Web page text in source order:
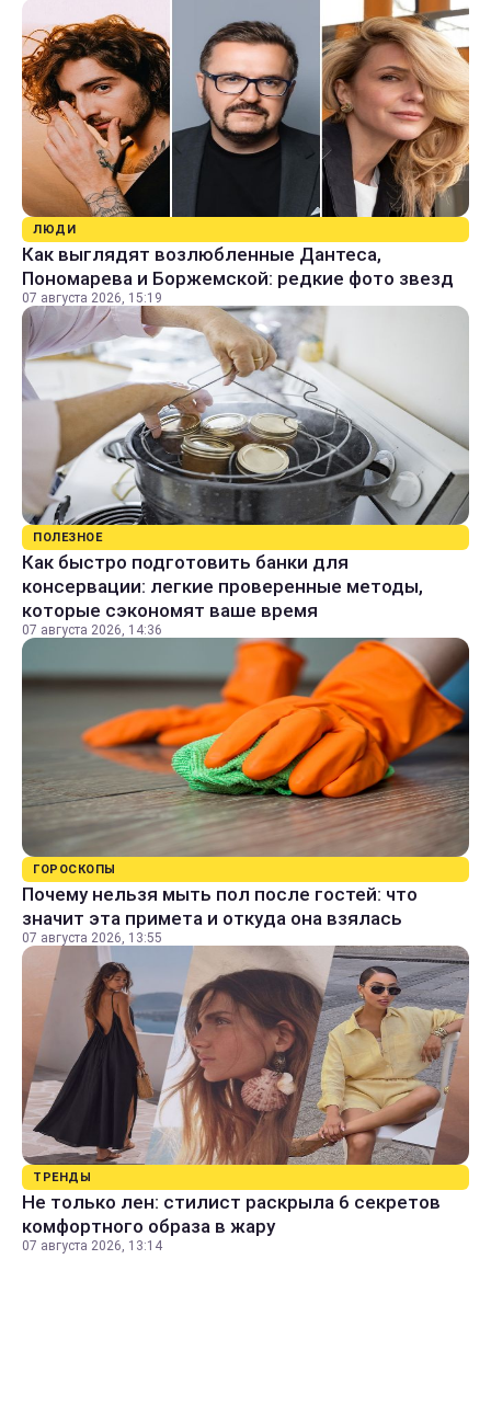
ЛЮДИ
Как выглядят возлюбленные Дантеса,
Пономарева и Боржемской: редкие фото звезд
07 августа 2026, 15:19
ПОЛЕЗНОЕ
Как быстро подготовить банки для
консервации: легкие проверенные методы,
которые сэкономят ваше время
07 августа 2026, 14:36
ГОРОСКОПЫ
Почему нельзя мыть пол после гостей: что
значит эта примета и откуда она взялась
07 августа 2026, 13:55
ТРЕНДЫ
Не только лен: стилист раскрыла 6 секретов
комфортного образа в жару
07 августа 2026, 13:14